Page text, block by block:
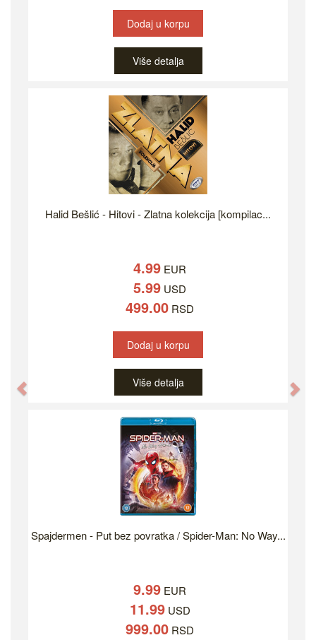
Dodaj u korpu
Više detalja
Halid Bešlić - Hitovi - Zlatna kolekcija [kompilac...
4.99 EUR
5.99 USD
499.00 RSD
Dodaj u korpu
Više detalja
Spajdermen - Put bez povratka / Spider-Man: No Way...
9.99 EUR
11.99USD
999.00 RSD